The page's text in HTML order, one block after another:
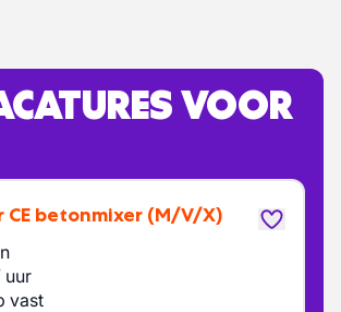
VOOR
CE betonmixer (M/V/X)
uur
vast